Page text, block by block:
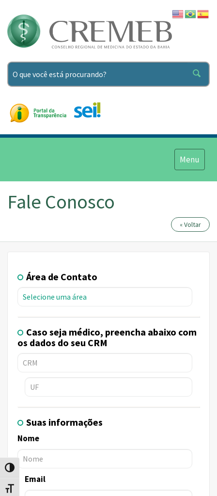
Alternar alto contraste
Alternar tamanho da fonte
Pesquisar
Menu
Menu
Fale Conosco
« Voltar
Área de Contato
Caso seja médico, preencha abaixo com
os dados do seu CRM
Suas informações
Nome
Email